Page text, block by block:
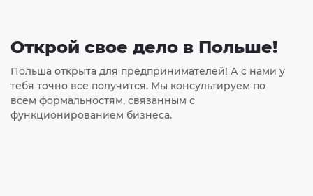
Открой свое дело в Польше!
Польша открыта для предпринимателей! А с нами у
тебя точно все получится. Мы консультируем по
всем формальностям, связанным с
функционированием бизнеса.